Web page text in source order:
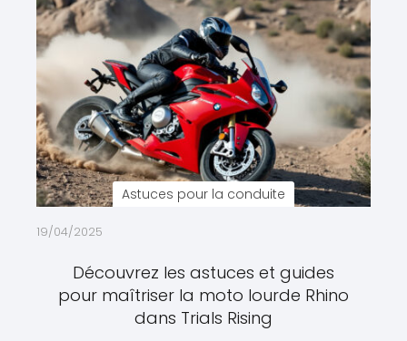
Astuces pour la conduite
19/04/2025
Découvrez les astuces et guides
pour maîtriser la moto lourde Rhino
dans Trials Rising